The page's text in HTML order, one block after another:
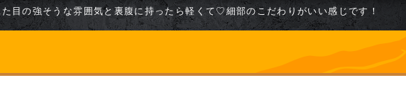
た目の強そうな雰囲気と裏腹に持ったら軽くて♡細部のこだわりがいい感じです！